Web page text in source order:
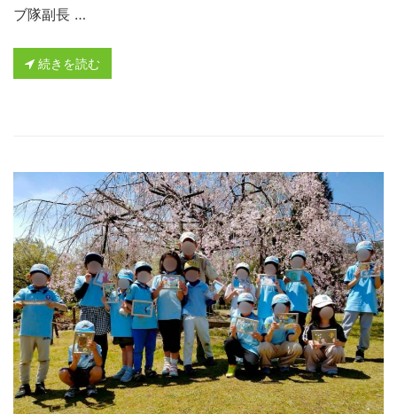
ブ隊副長 …
続きを読む